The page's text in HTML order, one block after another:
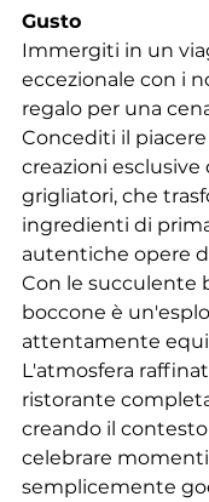
Gusto
Immergiti in un
eccezionale con i
regalo per una
Concediti il piacere
creazioni esclusive
grigliatori, che
ingredienti di
autentiche opere
Con le succulente
boccone è
attentamente
L'atmosfera
ristorante
creando il
celebrare
semplicemente